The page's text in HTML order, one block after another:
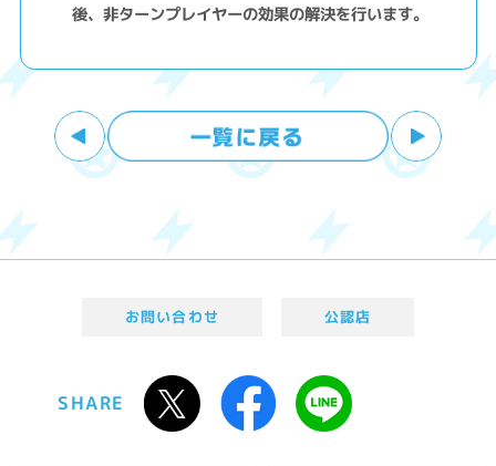
後、非ターンプレイヤーの効果の解決を行います。
お問い合わせ 公認店
SHARE